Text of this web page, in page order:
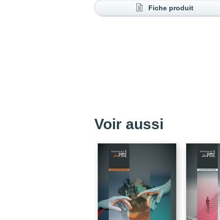
Fiche produit
Voir aussi